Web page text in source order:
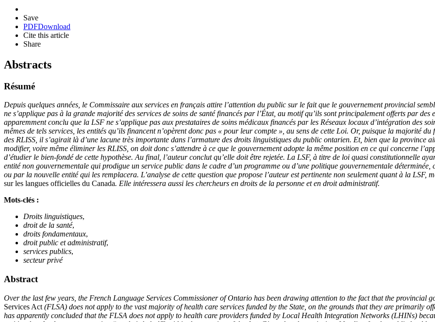
Save
PDFDownload
Cite this article
Share
Abstracts
Résumé
Depuis quelques années, le Commissaire aux services en français attire l’attention du public sur le fait que le gouvernement provincial
ne s’applique pas à la grande majorité des services de soins de santé financés par l’État, au motif qu’ils sont principalement offerts par
apparemment conclu que la LSF ne s’applique pas aux prestataires de soins médicaux financés par les Réseaux locaux d’intégration des
mêmes de tels services, les entités qu’ils financent n’opèrent donc pas « pour leur compte », au sens de cette Loi. Or, puisque la majorité
des RLISS, il s’agirait là d’une lacune très importante dans l’armature des droits linguistiques du public ontarien. Et, bien que la province
modifier, voire même éliminer les RLISS, on doit donc s’attendre à ce que le gouvernement adopte la même position en ce qui concerne
d’étudier le bien-fondé de cette hypothèse. Au final, l’auteur conclut qu’elle doit être rejetée. La LSF, à titre de loi quasi constitutionnelle
entité non gouvernementale qui prodigue un service public dans le cadre d’un programme ou d’une politique gouvernementale
ou par la nouvelle entité qui les remplacera. L’analyse de cette question que propose l’auteur est pertinente non seulement quant à la
sur les langues officielles du Canada. Elle intéressera aussi les chercheurs en droits de la personne et en droit administratif.
Mots-clés :
Droits linguistiques,
droit de la santé,
droits fondamentaux,
droit public et administratif,
services publics,
secteur privé
Abstract
Over the last few years, the French Language Services Commissioner of Ontario has been drawing attention to the fact that the provincial
Services Act (FLSA) does not apply to the vast majority of health care services funded by the State, on the grounds that they are primarily
has apparently concluded that the FLSA does not apply to health care providers funded by Local Health Integration Networks (LHINs)